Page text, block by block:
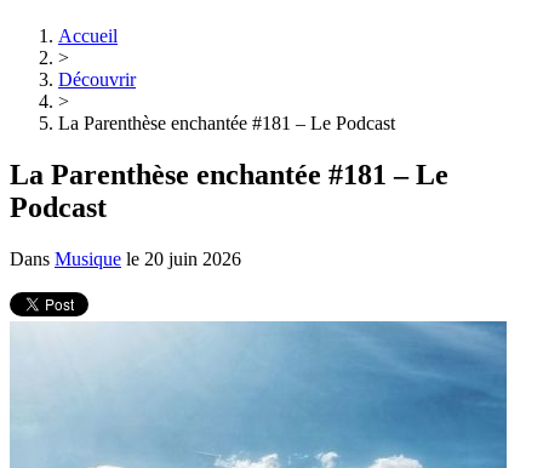
Accueil
>
Découvrir
>
La Parenthèse enchantée #181 – Le Podcast
La Parenthèse enchantée #181 – Le
Podcast
Dans Musique le 20 juin 2026